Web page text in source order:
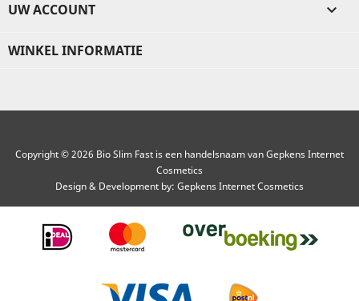
UW ACCOUNT 
WINKEL INFORMATIE
Copyright © 2026 Bio Slim Fast is een handelsnaam van Gepkens Internet
Cosmetics
Design & Development by: Gepkens Internet Cosmetics